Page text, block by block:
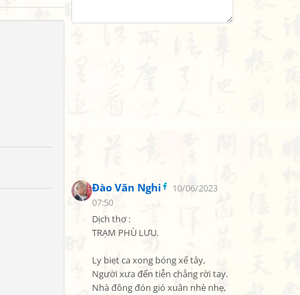
Đào Văn Nghi
10/06/2023
07:50
Dịch thơ :
TRẠM PHÙ LƯU.
Ly biẹt ca xong bóng xế tây,
Người xưa đến tiễn chẳng rời tay.
Nhà đông đón gió xuân nhè nhẹ,